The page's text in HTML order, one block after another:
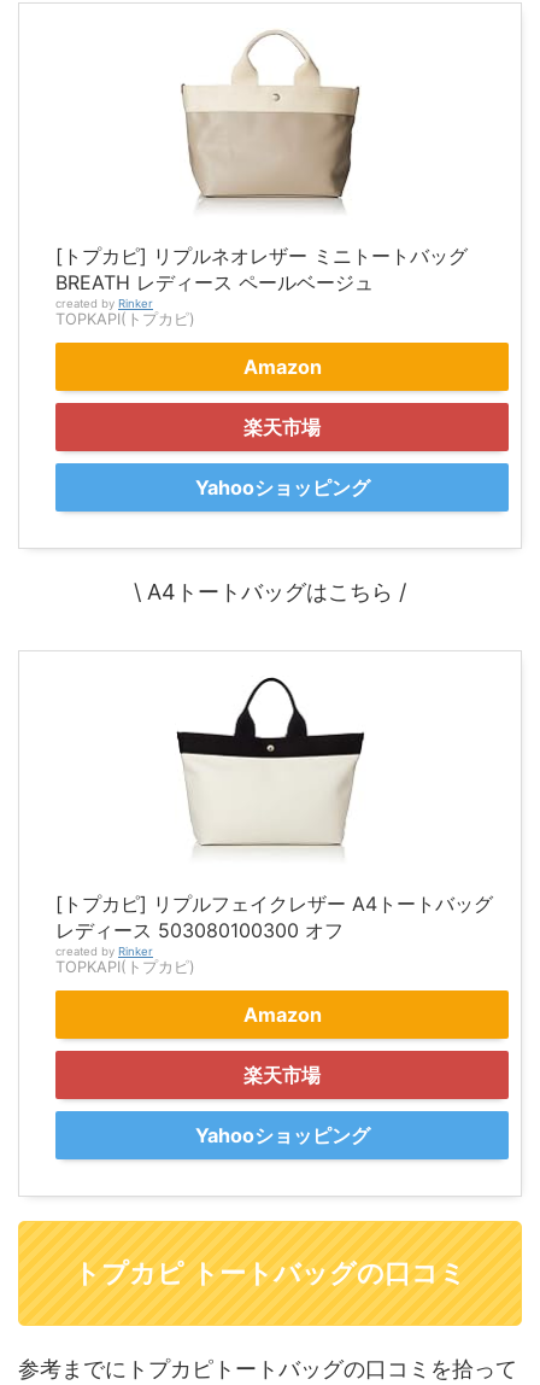
[トプカピ] リプルネオレザー ミニトートバッグ
BREATH レディース ペールベージュ
created by Rinker
TOPKAPI(トプカピ)
Amazon
楽天市場
Yahooショッピング
\ A4トートバッグはこちら /
[トプカピ] リプルフェイクレザー A4トートバッグ
レディース 503080100300 オフ
created by Rinker
TOPKAPI(トプカピ)
Amazon
楽天市場
Yahooショッピング
トプカピ トートバッグの口コミ
参考までにトプカピトートバッグの口コミを拾って